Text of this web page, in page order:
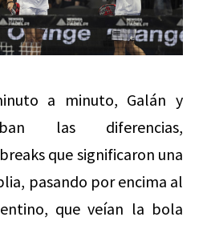
a minuto, Galán y
las diferencias,
que significaron una
pasando por encima al
que veían la bola